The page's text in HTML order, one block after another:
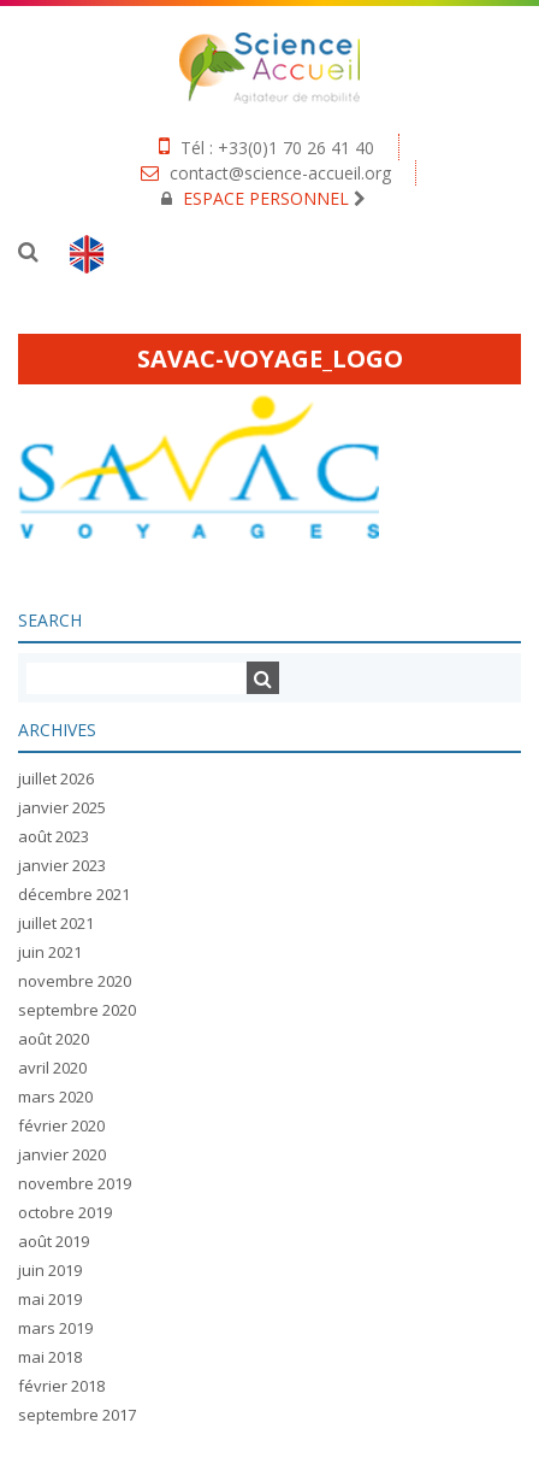
Tél : +33(0)1 70 26 41 40
contact@science-accueil.org
ESPACE PERSONNEL
SAVAC-VOYAGE_LOGO
SEARCH
ARCHIVES
juillet 2026
janvier 2025
août 2023
janvier 2023
décembre 2021
juillet 2021
juin 2021
novembre 2020
septembre 2020
août 2020
avril 2020
mars 2020
février 2020
janvier 2020
novembre 2019
octobre 2019
août 2019
juin 2019
mai 2019
mars 2019
mai 2018
février 2018
septembre 2017